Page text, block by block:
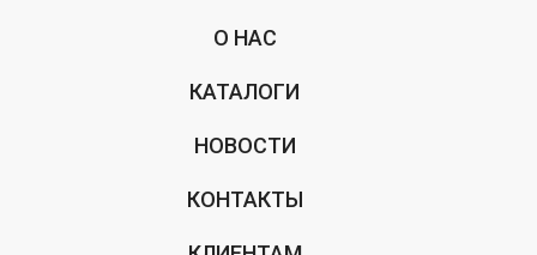
О НАС
КАТАЛОГИ
НОВОСТИ
КОНТАКТЫ